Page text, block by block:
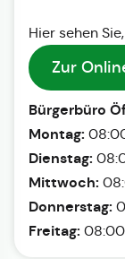
Hier sehen
Zur
Bürgerbüro
Montag:
Dienstag:
Mittwoch:
Donnerstag:
Freitag: 08:00